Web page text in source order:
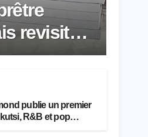
revisite
Hegel à
publie un premier
R&B et pop